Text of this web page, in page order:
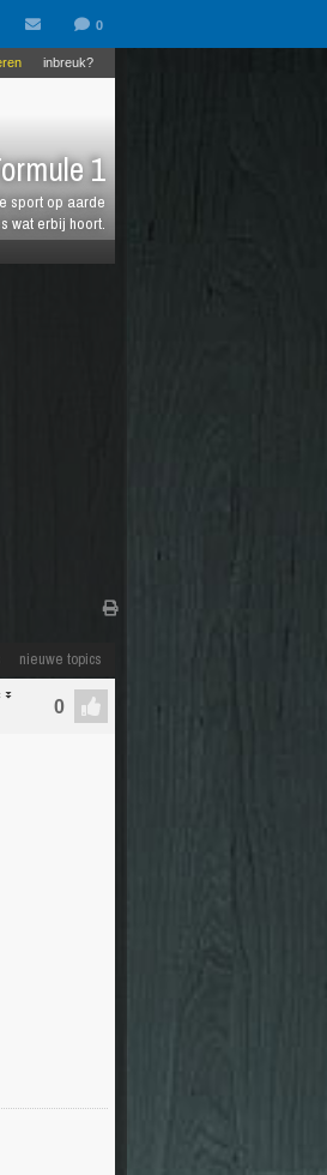
1
sport op aarde
wat erbij hoort.
inbreuk?
nieuwe topics